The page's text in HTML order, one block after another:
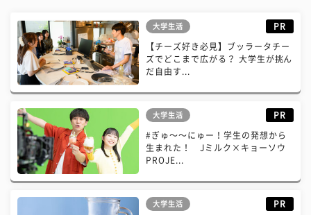
大学生活 PR
【チーズ好き必見】ブッラータチー
ズでどこまで広がる？ 大学生が挑ん
だ自由す...
大学生活 PR
#ぎゅ〜〜にゅー！学生の発想から
生まれた！ Jミルク×キョーソウ
PROJE...
大学生活 PR